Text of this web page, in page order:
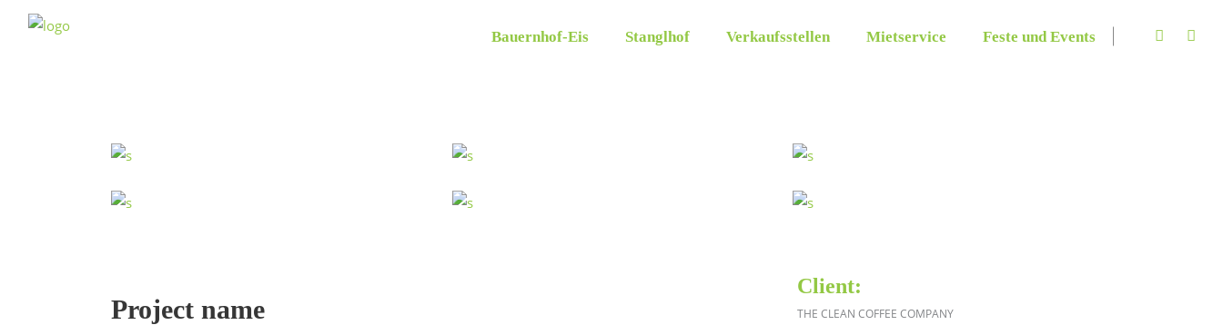
Bauernhof-Eis Stanglhof Verkaufsstellen Mietservice Feste und Events
Project name
Client:
THE CLEAN COFFEE COMPANY